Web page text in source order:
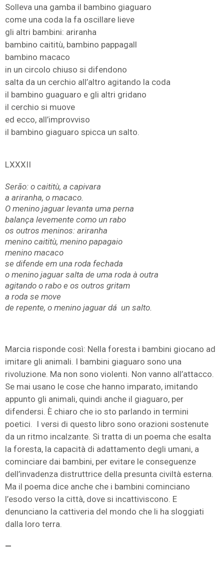
Solleva una gamba il bambino giaguaro
come una coda la fa oscillare lieve
gli altri bambini: ariranha
bambino caititù, bambino pappagall
bambino macaco
in un circolo chiuso si difendono
salta da un cerchio all’altro agitando la coda
il bambino guaguaro e gli altri gridano
il cerchio si muove
ed ecco, all’improvviso
il bambino giaguaro spicca un salto.
LXXXII
Serão: o caititù, a capivara
a ariranha, o macaco.
O menino jaguar levanta uma perna
balança levemente como un rabo
os outros meninos: ariranha
menino caititù, menino papagaio
menino macaco
se difende em una roda fechada
o menino jaguar salta de uma roda à outra
agitando o rabo e os outros gritam
a roda se move
de repente, o menino jaguar dá un salto.
Marcia risponde così: Nella foresta i bambini giocano ad
imitare gli animali. I bambini giaguaro sono una
rivoluzione. Ma non sono violenti. Non vanno all’attacco.
Se mai usano le cose che hanno imparato, imitando
appunto gli animali, quindi anche il giaguaro, per
difendersi. È chiaro che io sto parlando in termini
poetici. I versi di questo libro sono orazioni sostenute
da un ritmo incalzante. Si tratta di un poema che esalta
la foresta, la capacità di adattamento degli umani, a
cominciare dai bambini, per evitare le conseguenze
dell’invadenza distruttrice della presunta civiltà esterna.
Ma il poema dice anche che i bambini cominciano
l’esodo verso la città, dove si incattiviscono. E
denunciano la cattiveria del mondo che li ha sloggiati
dalla loro terra.
—